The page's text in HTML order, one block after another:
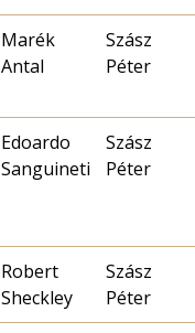
Marék
Antal
Szász
Péter
Edoardo
Sanguineti
Szász
Péter
Robert
Sheckley
Szász
Péter